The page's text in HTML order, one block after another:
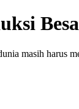
masih harus